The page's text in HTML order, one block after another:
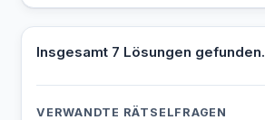
Insgesamt 7 Lösungen gefunden.
VERWANDTE RÄTSELFRAGEN